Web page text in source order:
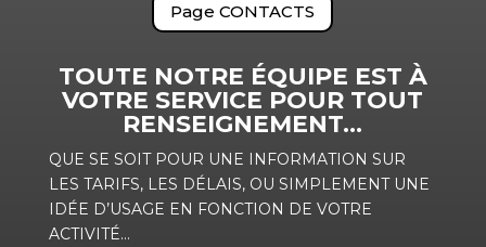
Page CONTACTS
TOUTE NOTRE ÉQUIPE EST À
VOTRE SERVICE POUR TOUT
RENSEIGNEMENT…
QUE SE SOIT POUR UNE INFORMATION SUR
LES TARIFS, LES DÉLAIS, OU SIMPLEMENT UNE
IDÉE D’USAGE EN FONCTION DE VOTRE
ACTIVITÉ…